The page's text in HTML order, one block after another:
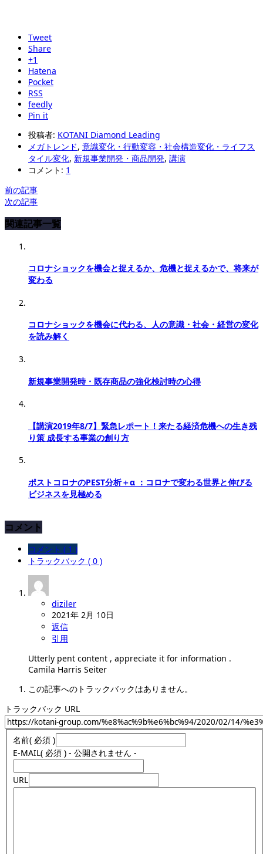
Tweet
Share
+1
Hatena
Pocket
RSS
feedly
Pin it
投稿者: KOTANI Diamond Leading
メガトレンド, 意識変化・行動変容・社会構造変化・ライフス
タイル変化, 新規事業開発・商品開発, 講演
コメント: 1
前の記事
次の記事
関連記事一覧
コロナショックを機会と捉えるか、危機と捉えるかで、将来が
変わる
コロナショックを機会に代わる、人の意識・社会・経営の変化
を読み解く
新規事業開発時・既存商品の強化検討時の心得
【講演2019年8/7】緊急レポート！来たる経済危機への生き残
り策 成長する事業の創り方
ポストコロナのPEST分析＋α ：コロナで変わる世界と伸びる
ビジネスを見極める
コメント
コメント ( 1 )
トラックバック ( 0 )
diziler
2021年 2月 10日
返信
引用
Utterly pent content , appreciate it for information .
Camila Harris Seiter
この記事へのトラックバックはありません。
トラックバック URL
名前( 必須 )
E-MAIL( 必須 ) - 公開されません -
URL